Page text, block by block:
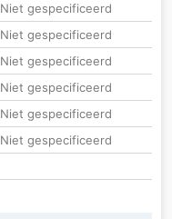
Niet gespecificeerd
Niet gespecificeerd
Niet gespecificeerd
Niet gespecificeerd
Niet gespecificeerd
Niet gespecificeerd